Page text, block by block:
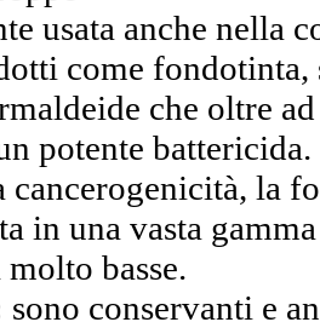
usata anche nella
come fondotinta,
che oltre ad
potente
cancerogenicità, la
in una vasta
basse.
sono conservanti e